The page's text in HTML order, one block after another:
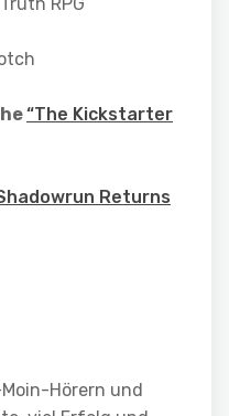
“The Kickstarter
Returns
Hörern und